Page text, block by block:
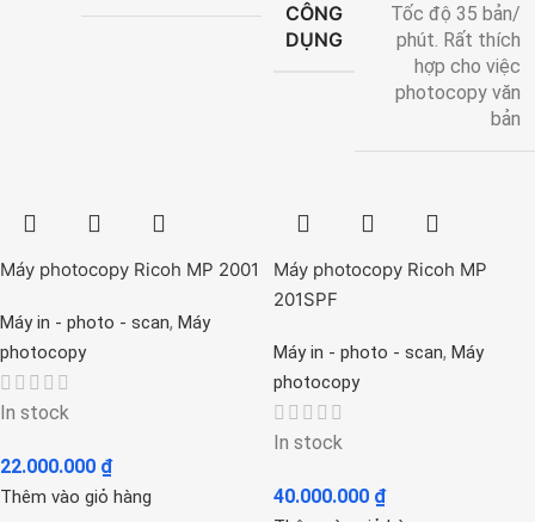
CÔNG
DỤNG
Tốc độ 35 bản/
phút. Rất thích
hợp cho việc
photocopy văn
bản
Máy photocopy Ricoh MP 2001
Máy in - photo - scan, Máy
photocopy
In stock
22.000.000 ₫
Thêm vào giỏ hàng
Máy photocopy Ricoh MP
201SPF
Máy in - photo - scan, Máy
photocopy
In stock
40.000.000 ₫